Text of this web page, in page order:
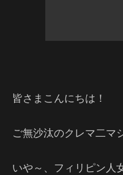
皆さまこんにちは！
ご無沙汰のクレマ二マ
いや～、フィリピン人